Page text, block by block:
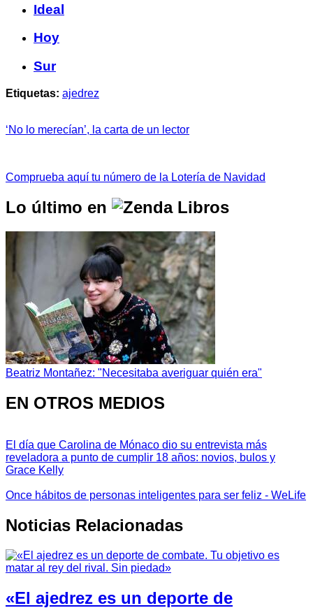
Ideal
Hoy
Sur
Etiquetas: ajedrez
‘No lo merecían’, la carta de un lector
Comprueba aquí tu número de la Lotería de Navidad
Lo último en
Beatriz Montañez: "Necesitaba averiguar quién era"
EN OTROS MEDIOS
El día que Carolina de Mónaco dio su entrevista más
reveladora a punto de cumplir 18 años: novios, bulos y
Grace Kelly
Once hábitos de personas inteligentes para ser feliz - WeLife
Noticias Relacionadas
«El ajedrez es un deporte de